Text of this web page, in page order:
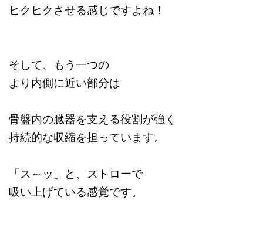
ヒクヒクさせる感じですよね！
そして、もう一つの
より内側に近い部分は
骨盤内の臓器を支える役割が強く
持続的な収縮を担っています。
「ス～ッ」と、ストローで
吸い上げている感覚です。